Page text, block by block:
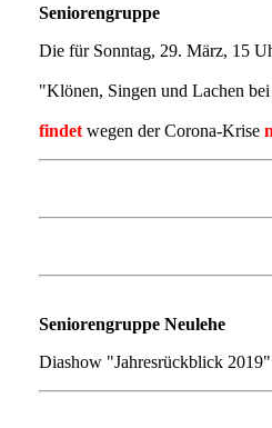
Seniorengruppe
Die für Sonntag, 29. März, 15
"Klönen, Singen und Lachen
findetwegen der Corona-Krise
Seniorengruppe Neulehe
Diashow "Jahresrückblick